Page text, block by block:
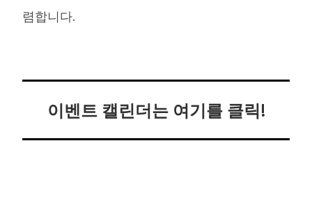
렴합니다.
이벤트 캘린더는 여기를 클릭!